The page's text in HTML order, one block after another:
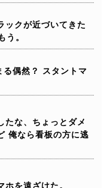
ックが近づいてきた
う。
偶然？
スタントマ
たな、ちょっとダメ
俺なら看板の方に逃
を遠ざけた。